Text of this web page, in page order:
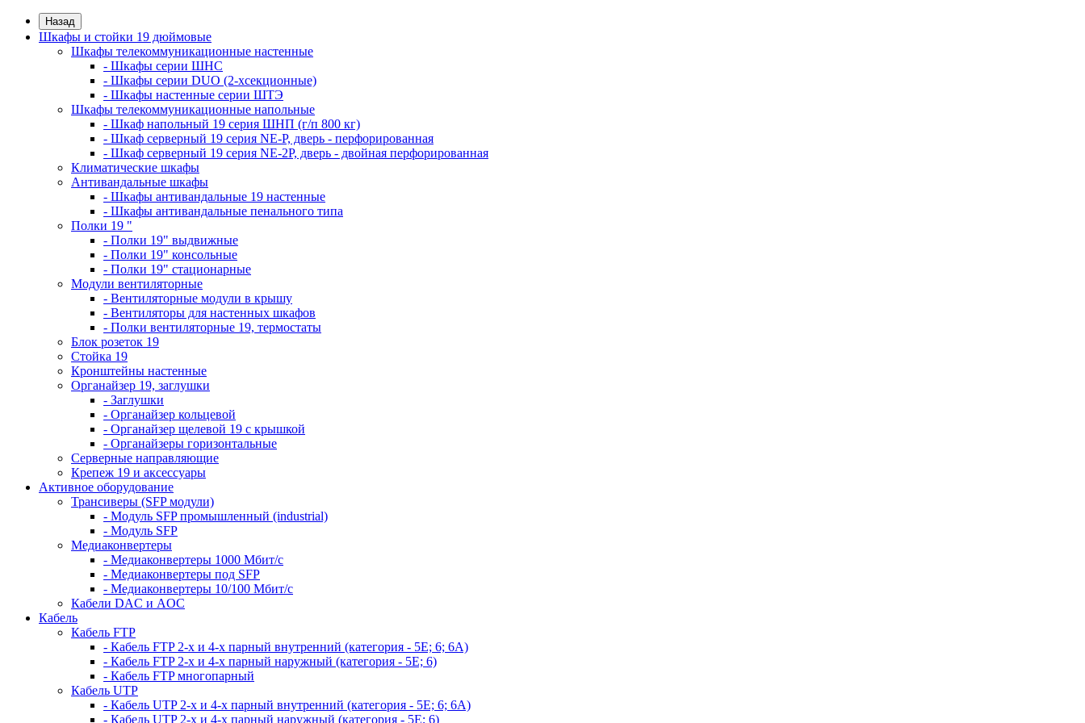
Назад
Шкафы и стойки 19 дюймовые
Шкафы телекоммуникационные настенные
- Шкафы серии ШНС
- Шкафы серии DUO (2-хсекционные)
- Шкафы настенные серии ШТЭ
Шкафы телекоммуникационные напольные
- Шкаф напольный 19 серия ШНП (г/п 800 кг)
- Шкаф серверный 19 серия NE-P, дверь - перфорированная
- Шкаф серверный 19 серия NE-2P, дверь - двойная перфорированная
Климатические шкафы
Антивандальные шкафы
- Шкафы антивандальные 19 настенные
- Шкафы антивандальные пенального типа
Полки 19 "
- Полки 19" выдвижные
- Полки 19" консольные
- Полки 19" стационарные
Модули вентиляторные
- Вентиляторные модули в крышу
- Вентиляторы для настенных шкафов
- Полки вентиляторные 19, термостаты
Блок розеток 19
Стойка 19
Кронштейны настенные
Органайзер 19, заглушки
- Заглушки
- Органайзер кольцевой
- Органайзер щелевой 19 с крышкой
- Органайзеры горизонтальные
Серверные направляющие
Крепеж 19 и аксессуары
Активное оборудование
Трансиверы (SFP модули)
- Модуль SFP промышленный (industrial)
- Модуль SFP
Медиаконвертеры
- Медиаконвертеры 1000 Мбит/с
- Медиаконвертеры под SFP
- Медиаконвертеры 10/100 Мбит/с
Кабели DAC и AOC
Кабель
Кабель FTP
- Кабель FTP 2-х и 4-х парный внутренний (категория - 5Е; 6; 6А)
- Кабель FTP 2-х и 4-х парный наружный (категория - 5Е; 6)
- Кабель FTP многопарный
Кабель UTP
- Кабель UTP 2-х и 4-х парный внутренний (категория - 5Е; 6; 6А)
- Кабель UTP 2-х и 4-х парный наружный (категория - 5Е; 6)